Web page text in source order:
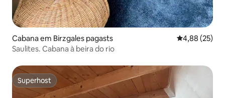
Cabana em Birzgales pagasts Classificação
4,88 (25)
Saulites. Cabana à beira do rio
Superhost
Superhost